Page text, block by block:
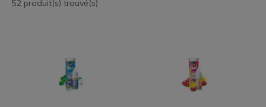
Fresh mentholés légers, parfaits pour une sensation de
52 produit(s) trouvé(s)